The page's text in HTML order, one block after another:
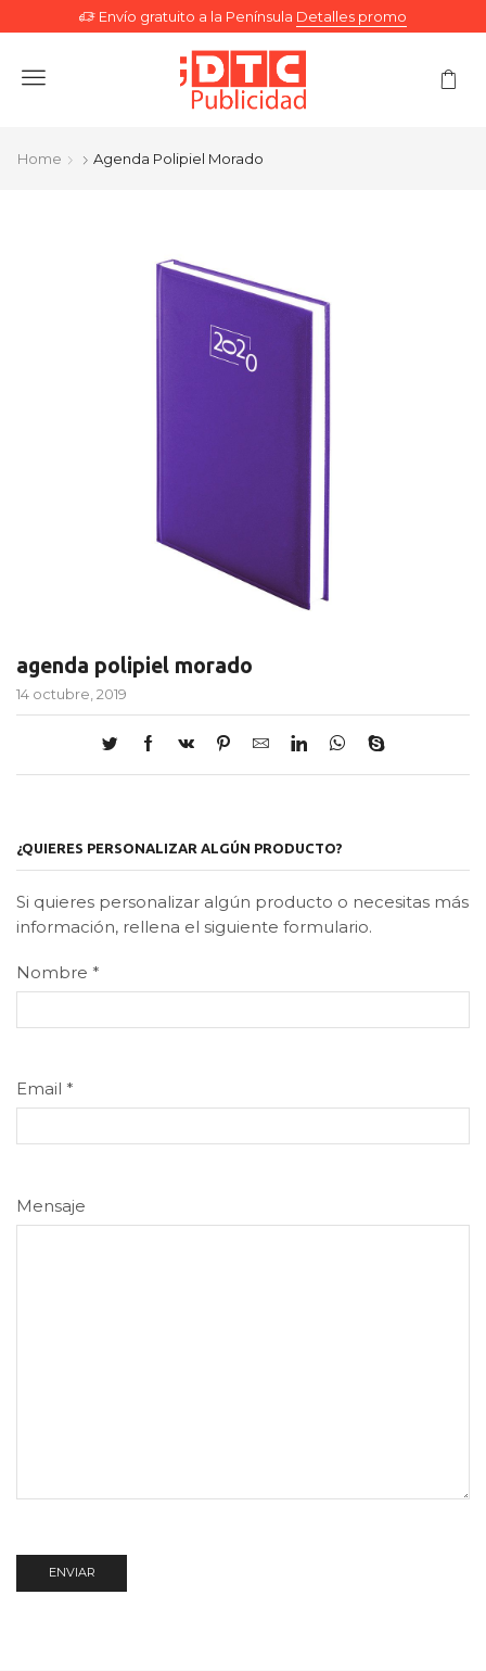
Envío gratuito a la Península Detalles promo
Menu
Home Agenda Polipiel Morado
agenda polipiel morado
14 octubre, 2019
¿QUIERES PERSONALIZAR ALGÚN PRODUCTO?
Si quieres personalizar algún producto o necesitas más
información, rellena el siguiente formulario.
Nombre *
Email *
Mensaje